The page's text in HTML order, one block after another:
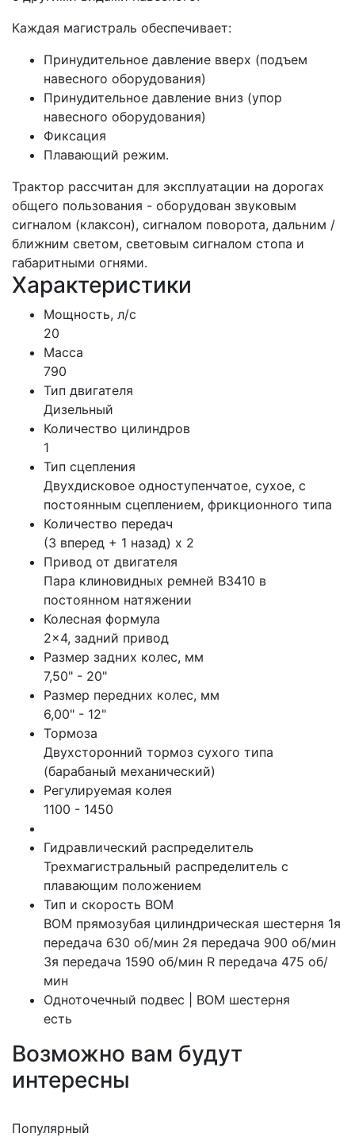
Каждая магистраль обеспечивает:
Принудительное давление вверх (подъем
навесного оборудования)
Принудительное давление вниз (упор
навесного оборудования)
Фиксация
Плавающий режим.
Трактор рассчитан для эксплуатации на дорогах
общего пользования - оборудован звуковым
сигналом (клаксон), сигналом поворота, дальним /
ближним светом, световым сигналом стопа и
габаритными огнями.
Характеристики
Мощность, л/с
20
Масса
790
Тип двигателя
Дизельный
Количество цилиндров
1
Тип сцепления
Двухдисковое одноступенчатое, сухое, с
постоянным сцеплением, фрикционного типа
Количество передач
(3 вперед + 1 назад) x 2
Привод от двигателя
Пара клиновидных ремней B3410 в
постоянном натяжении
Колесная формула
2x4, задний привод
Размер задних колес, мм
7,50" - 20"
Размер передних колес, мм
6,00" - 12"
Тормоза
Двухсторонний тормоз сухого типа
(барабаный механический)
Регулируемая колея
1100 - 1450
Гидравлический распределитель
Трехмагистральный распределитель с
плавающим положением
Тип и скорость ВОМ
ВОМ прямозубая цилиндрическая шестерня 1я
передача 630 об/мин 2я передача 900 об/мин
3я передача 1590 об/мин R передача 475 об/
мин
Одноточечный подвес | ВОМ шестерня
есть
Возможно вам будут
интересны
Популярный